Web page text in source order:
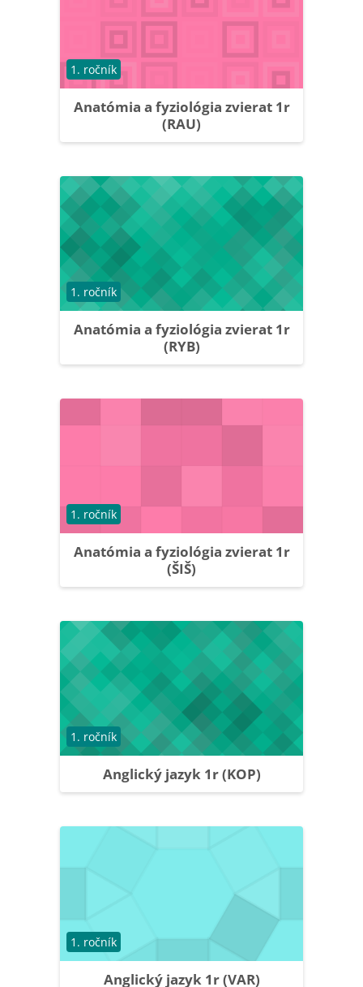
Anatómia a fyziológia zvierat 1r
(RAU)
Course category
1. ročník
Anatómia a fyziológia zvierat 1r
(RYB)
Course category
1. ročník
Anatómia a fyziológia zvierat 1r
(ŠIŠ)
Course category
1. ročník
Anglický jazyk 1r (KOP)
Course category
1. ročník
Anglický jazyk 1r (VAR)
Course category
1. ročník